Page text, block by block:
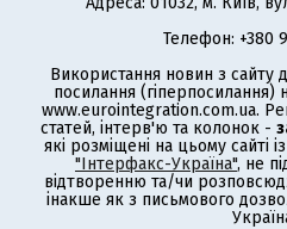
Телефон: +380
Використання новин з сайту
посилання (гіперпосилання)
www.eurointegration.com.ua.
статей, інтерв'ю та колонок -
які розміщені на цьому сайті
"Інтерфакс-Україна", не
відтворенню та/чи
інакше як з письмового